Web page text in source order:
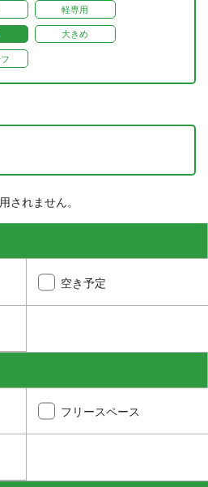
軽専用
大きめ
されません。
空き予定
フリースペース